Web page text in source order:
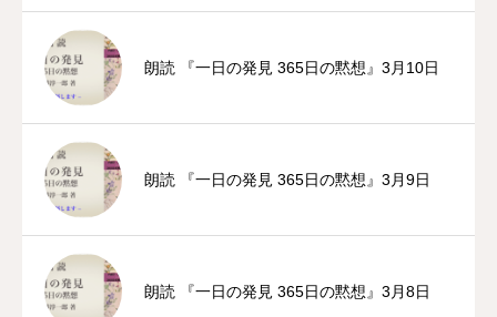
朗読 『一日の発見 365日の黙想』3月10日
朗読 『一日の発見 365日の黙想』3月9日
朗読 『一日の発見 365日の黙想』3月8日